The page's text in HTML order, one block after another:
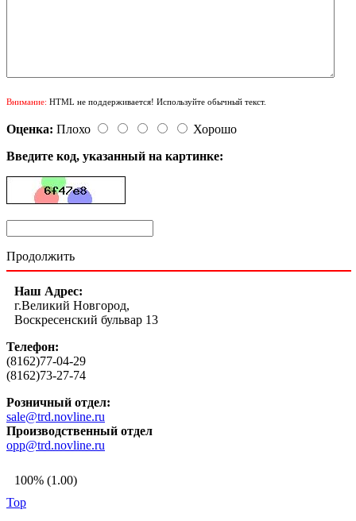
Внимание: HTML не поддерживается! Используйте обычный текст.
Оценка: Плохо
Хорошо
Введите код, указанный на картинке:
Продолжить
Наш Адрес:
г.Великий Новгород,
Воскресенский бульвар 13
Телефон:
(8162)77-04-29
(8162)73-27-74
Розничный отдел:
sale@trd.novline.ru
Производственный отдел
opp@trd.novline.ru
100% (1.00)
Top